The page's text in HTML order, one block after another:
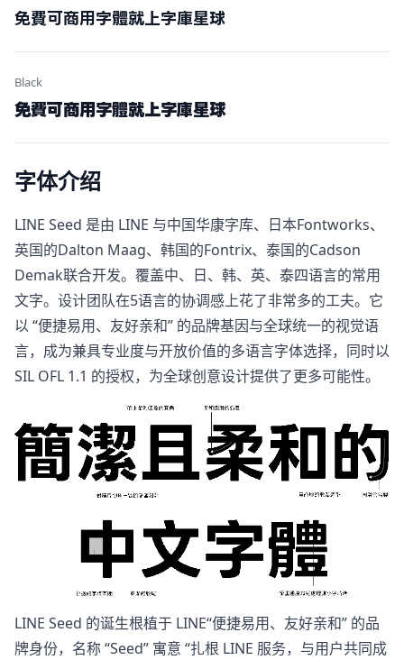
免費可商用字體就上字庫星球
Black
免費可商用字體就上字庫星球
字体介绍
LINE Seed 是由 LINE 与中国华康字库、日本Fontworks、
英国的Dalton Maag、韩国的Fontrix、泰国的Cadson
Demak联合开发。覆盖中、日、韩、英、泰四语言的常用
文字。设计团队在5语言的协调感上花了非常多的工夫。它
以 “便捷易用、友好亲和” 的品牌基因与全球统一的视觉语
言，成为兼具专业度与开放价值的多语言字体选择，同时以
SIL OFL 1.1 的授权，为全球创意设计提供了更多可能性。
LINE Seed 的诞生根植于 LINE“便捷易用、友好亲和” 的品
牌身份，名称 “Seed” 寓意 “扎根 LINE 服务，与用户共同成